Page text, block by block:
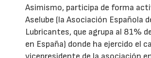
Asimismo, participa de forma
Aselube (la Asociación Española
Lubricantes, que agrupa al 81%
en España) donde ha ejercido el